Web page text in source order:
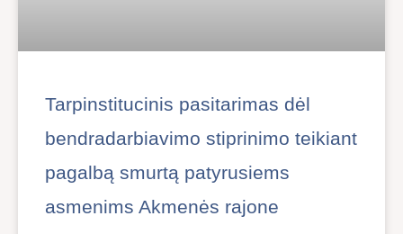
Tarpinstitucinis pasitarimas dėl
bendradarbiavimo stiprinimo teikiant
pagalbą smurtą patyrusiems
asmenims Akmenės rajone